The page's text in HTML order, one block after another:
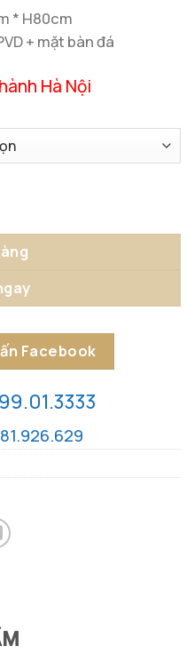
* H80cm
+ mặt bàn đá
Hà Nội
số lượng
Facebook